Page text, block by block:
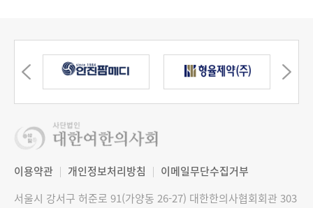
이용약관 개인정보처리방침
이메일무단수집거부
서울시 강서구 허준로 91(가양동 26-27) 대한한의사협회회관 303